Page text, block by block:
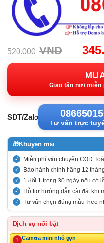
520.000 VND
Giá
Giao tận nơi miễn
SDT/Zalo
Tư vấn trực
🎁Khuyến mãi
Miễn phí vận chuyển COD
Bảo hành chính hãng 12 tháng
1 đổi 1 trong 30 ngày nếu có
Hỗ trợ hướng dẫn cài đặt khi
Tư vấn chọn đúng mẫu theo
Dịch vụ nổi bật
1 Camera mini nhỏ gọn